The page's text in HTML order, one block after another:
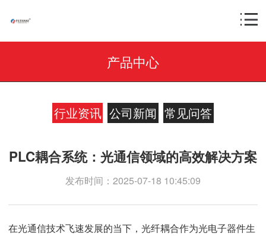
产品中心
行业资讯 公司新闻 常见问答
PLC耦合系统：光通信领域的高效解决方案
发布时间：2025-07-18 10:45:09
在光通信技术飞速发展的当下，光纤耦合作为光电子器件生